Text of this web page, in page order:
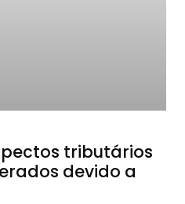
tributários
devido a